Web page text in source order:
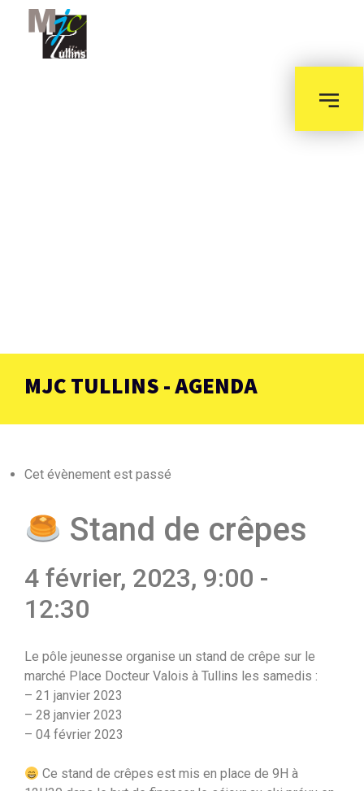
MJC TULLINS - AGENDA
Cet évènement est passé
Stand de crêpes
4 février, 2023, 9:00 -
12:30
Le pôle jeunesse organise un stand de crêpe sur le
marché Place Docteur Valois à Tullins les samedis :
– 21 janvier 2023
– 28 janvier 2023
– 04 février 2023
Ce stand de crêpes est mis en place de 9H à